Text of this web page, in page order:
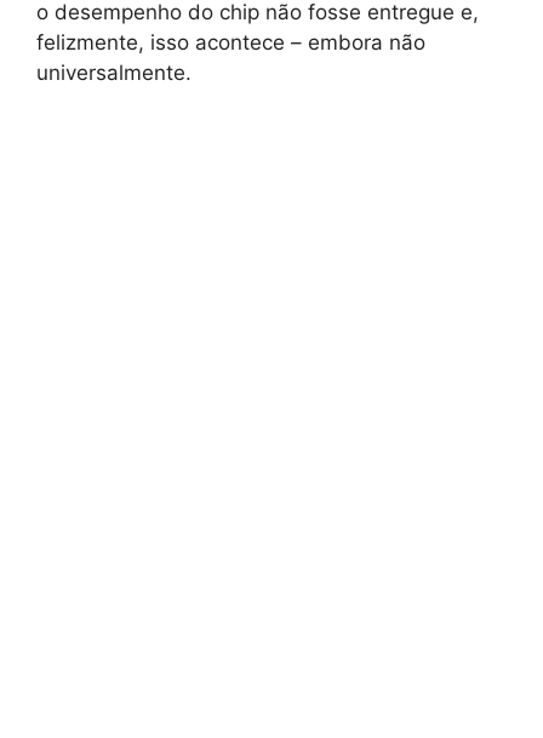
o desempenho do chip não fosse entregue e,
felizmente, isso acontece – embora não
universalmente.